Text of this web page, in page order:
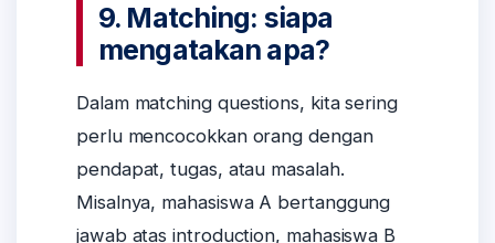
9. Matching: siapa
mengatakan apa?
Dalam matching questions, kita sering
perlu mencocokkan orang dengan
pendapat, tugas, atau masalah.
Misalnya, mahasiswa A bertanggung
jawab atas introduction, mahasiswa B